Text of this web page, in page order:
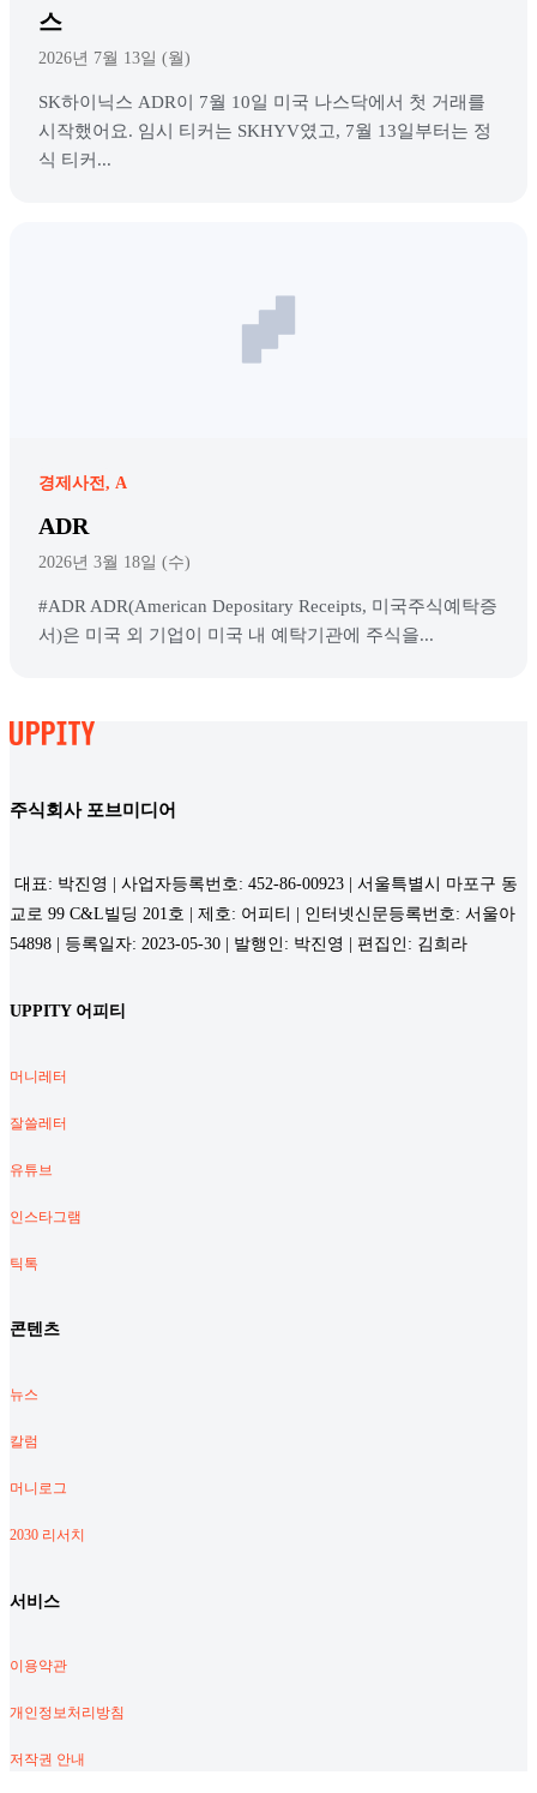
스
2026년 7월 13일 (월)
SK하이닉스 ADR이 7월 10일 미국 나스닥에서 첫 거래를
시작했어요. 임시 티커는 SKHYV였고, 7월 13일부터는 정
식 티커...
경제사전 A
ADR
2026년 3월 18일 (수)
#ADR ADR(American Depositary Receipts, 미국주식예탁증
서)은 미국 외 기업이 미국 내 예탁기관에 주식을...
주식회사 포브미디어
대표: 박진영 | 사업자등록번호: 452-86-00923 | 서울특별시 마포구 동
교로 99 C&L빌딩 201호 | 제호: 어피티 | 인터넷신문등록번호: 서울아
54898 | 등록일자: 2023-05-30 | 발행인: 박진영 | 편집인: 김희라
UPPITY 어피티
머니레터
잘쓸레터
유튜브
인스타그램
틱톡
콘텐츠
뉴스
칼럼
머니로그
2030 리서치
서비스
이용약관
개인정보처리방침
저작권 안내